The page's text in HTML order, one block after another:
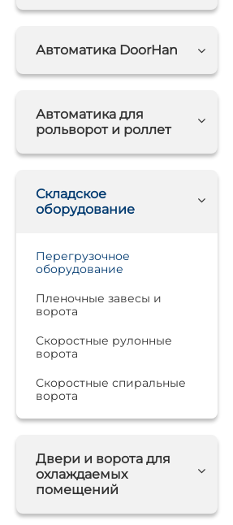
Автоматика DoorHan
Автоматика для
рольворот и роллет
Складское
оборудование
Перегрузочное
оборудование
Пленочные завесы и
ворота
Скоростные рулонные
ворота
Скоростные спиральные
ворота
Двери и ворота для
охлаждаемых
помещений